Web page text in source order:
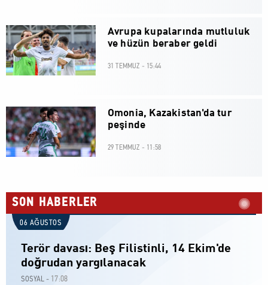
Avrupa kupalarında mutluluk
ve hüzün beraber geldi
31 TEMMUZ - 15:44
Omonia, Kazakistan'da tur
peşinde
29 TEMMUZ - 11:58
SON HABERLER
06 AĞUSTOS
Terör davası: Beş Filistinli, 14 Ekim'de
doğrudan yargılanacak
SOSYAL - 17:08